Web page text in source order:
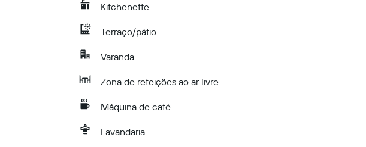
Kitchenette
Terraço/pátio
Varanda
Zona de refeições ao ar livre
Máquina de café
Lavandaria